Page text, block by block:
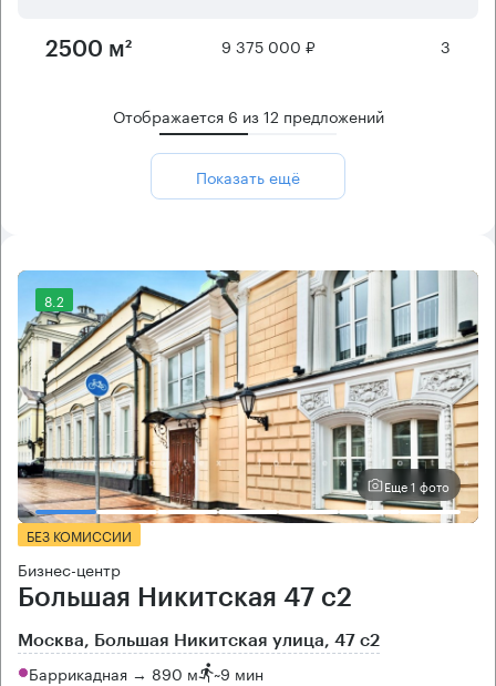
2500 м² 9 375 000 ₽ 3
Отображается 6 из12 предложений
Показать ещё
8.2
Еще 1 фото
БЕЗ КОМИССИИ
Бизнес-центр
Большая Никитская 47 с2
Москва, Большая Никитская улица, 47 с2
Баррикадная → 890 м ~9 мин